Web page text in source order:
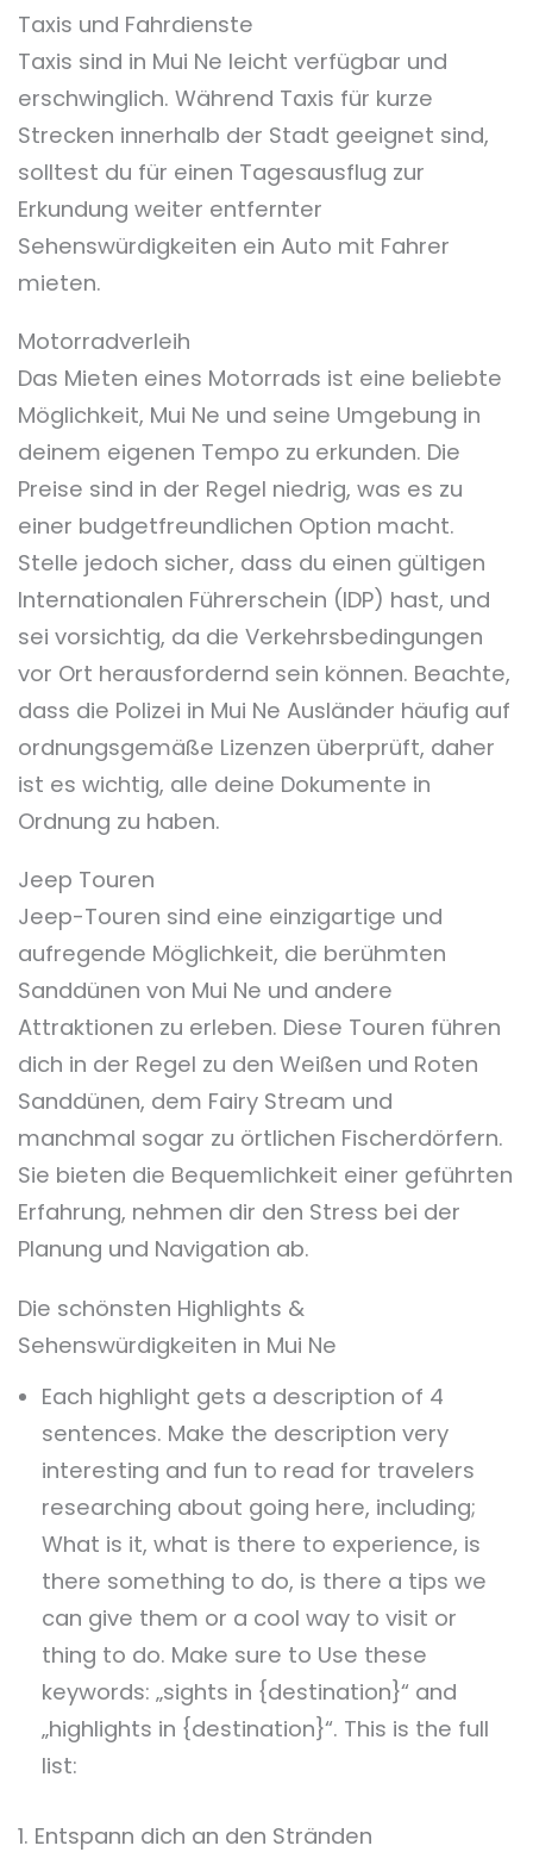
Taxis und Fahrdienste
Taxis sind in Mui Ne leicht verfügbar und
erschwinglich. Während Taxis für kurze
Strecken innerhalb der Stadt geeignet sind,
solltest du für einen Tagesausflug zur
Erkundung weiter entfernter
Sehenswürdigkeiten ein Auto mit Fahrer
mieten.
Motorradverleih
Das Mieten eines Motorrads ist eine beliebte
Möglichkeit, Mui Ne und seine Umgebung in
deinem eigenen Tempo zu erkunden. Die
Preise sind in der Regel niedrig, was es zu
einer budgetfreundlichen Option macht.
Stelle jedoch sicher, dass du einen gültigen
Internationalen Führerschein (IDP) hast, und
sei vorsichtig, da die Verkehrsbedingungen
vor Ort herausfordernd sein können. Beachte,
dass die Polizei in Mui Ne Ausländer häufig auf
ordnungsgemäße Lizenzen überprüft, daher
ist es wichtig, alle deine Dokumente in
Ordnung zu haben.
Jeep Touren
Jeep-Touren sind eine einzigartige und
aufregende Möglichkeit, die berühmten
Sanddünen von Mui Ne und andere
Attraktionen zu erleben. Diese Touren führen
dich in der Regel zu den Weißen und Roten
Sanddünen, dem Fairy Stream und
manchmal sogar zu örtlichen Fischerdörfern.
Sie bieten die Bequemlichkeit einer geführten
Erfahrung, nehmen dir den Stress bei der
Planung und Navigation ab.
Die schönsten Highlights &
Sehenswürdigkeiten in Mui Ne
Each highlight gets a description of 4
sentences. Make the description very
interesting and fun to read for travelers
researching about going here, including;
What is it, what is there to experience, is
there something to do, is there a tips we
can give them or a cool way to visit or
thing to do. Make sure to Use these
keywords: „sights in {destination}“ and
„highlights in {destination}“. This is the full
list:
1. Entspann dich an den Stränden